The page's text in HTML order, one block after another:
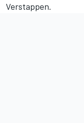
Verstappen.